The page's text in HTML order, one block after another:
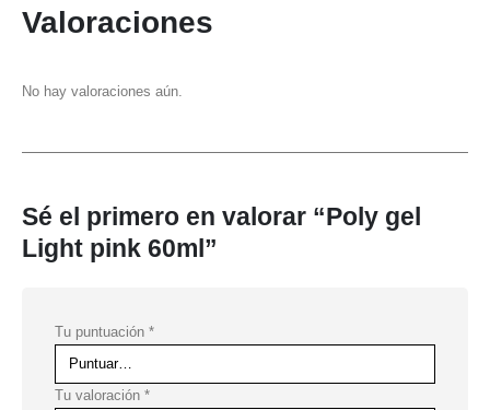
Valoraciones
No hay valoraciones aún.
Sé el primero en valorar “Poly gel
Light pink 60ml”
Tu puntuación *
Tu valoración *